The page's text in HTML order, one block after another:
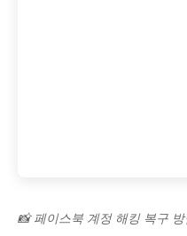
📸 페이스북 계정 해킹 복구